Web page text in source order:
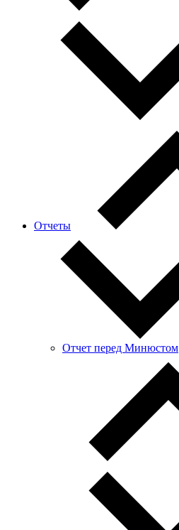
Отчеты
Отчет перед Минюстом